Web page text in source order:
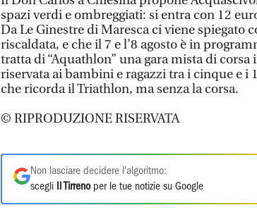
spazi verdi e ombreggiati: si entra con 12
Da Le Ginestre di Maresca ci viene spiegato
riscaldata, e che il 7 e l’8 agosto è in
tratta di “Aquathlon” una gara mista di
riservata ai bambini e ragazzi tra i cinque e i
che ricorda il Triathlon, ma senza la corsa.
© RIPRODUZIONE RISERVATA
Non lasciare decidere l'algoritmo:
scegli
Il Tirrenoper le tue notizie su Google